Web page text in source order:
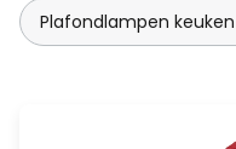
Plafondlampen